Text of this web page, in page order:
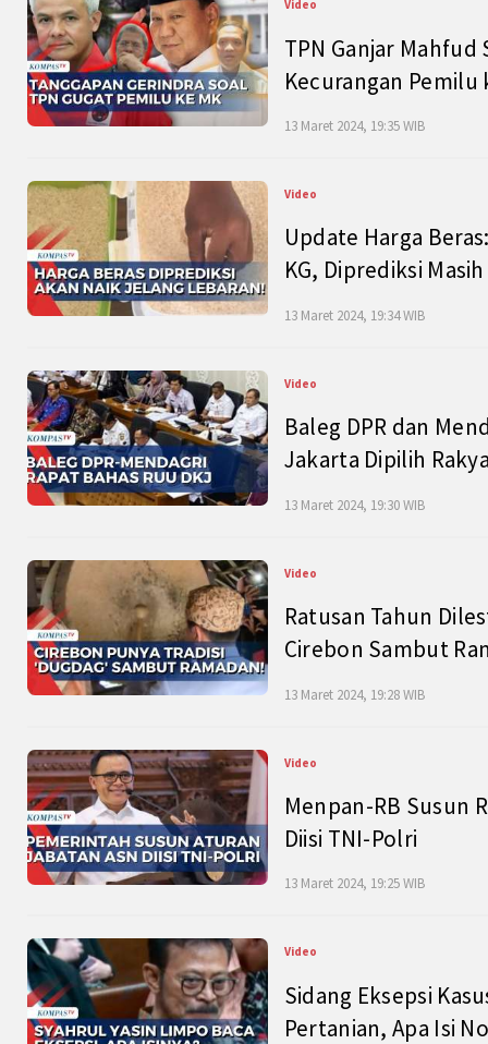
Video
TPN Ganjar Mahfud
Kecurangan Pemilu
13 Maret 2024, 19:35 WIB
Video
Update Harga
KG, Diprediksi
13 Maret 2024, 19:34 WIB
Video
Baleg DPR dan
Jakarta Dipilih
13 Maret 2024, 19:30 WIB
Video
Ratusan Tahun
Cirebon Sambut
13 Maret 2024, 19:28 WIB
Video
Menpan-RB Susun
Diisi TNI-Polri
13 Maret 2024, 19:25 WIB
Video
Sidang Eksepsi
Pertanian, Apa Isi